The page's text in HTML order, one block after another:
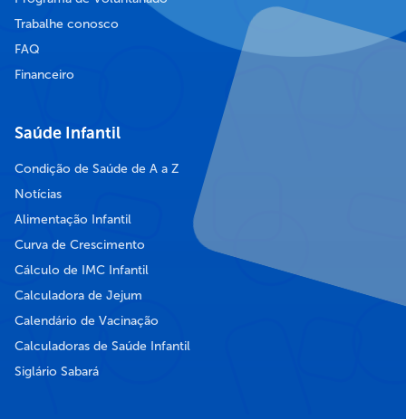
Trabalhe conosco
FAQ
Financeiro
Saúde Infantil
Condição de Saúde de A a Z
Notícias
Alimentação Infantil
Curva de Crescimento
Cálculo de IMC Infantil
Calculadora de Jejum
Calendário de Vacinação
Calculadoras de Saúde Infantil
Siglário Sabará